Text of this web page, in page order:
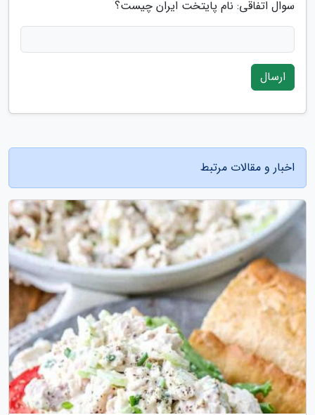
سوال اتفاقی: نام پایتخت ایران چیست؟
ارسال
اخبار و مقالات مرتبط